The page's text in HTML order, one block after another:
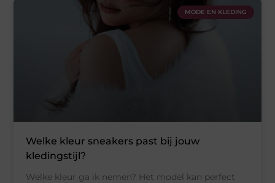
MODE EN KLEDING
Welke kleur sneakers past bij jouw
kledingstijl?
Welke kleur ga ik nemen? Het model kan perfect